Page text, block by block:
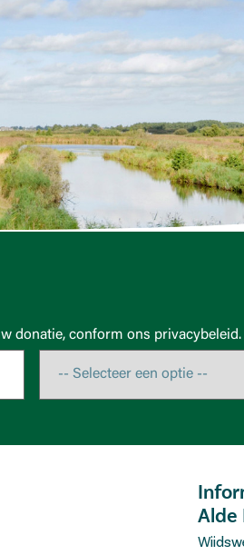
donatie, conform ons privacybeleid.
Alde